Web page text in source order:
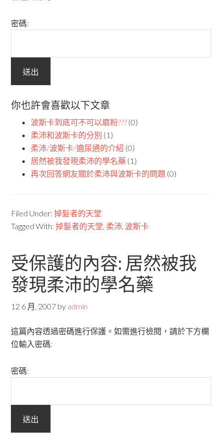
密碼:
你也許會喜歡以下文章
波斯卡到底可不可以磨粉??? (0)
柔沛和波斯卡的分別 (1)
柔沛/波斯卡/適尿通的介紹 (0)
居然被我發現柔沛的學名藥 (1)
再次回答網友關於柔沛與波斯卡的問題 (0)
Filed Under:掉髮者的天堂
Tagged With:掉髮者的天堂, 柔沛, 波斯卡
受保護的內容: 居然被我
發現柔沛的學名藥
12 6 月, 2007 by admin
這篇內容透過密碼進行保護。如需進行檢閱，請於下方欄
位輸入密碼:
密碼: